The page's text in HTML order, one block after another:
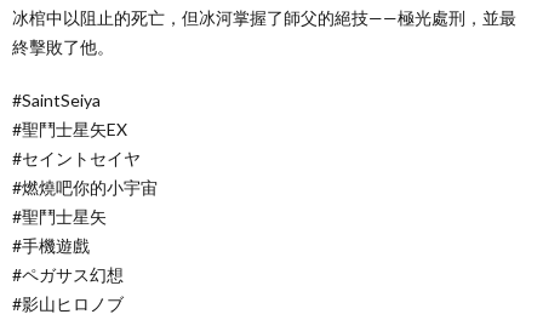
冰棺中以阻止的死亡，但冰河掌握了師父的絕技——極光處刑，並最
終擊敗了他。
#SaintSeiya​
#聖鬥士星矢EX​​
#セイントセイヤ
#燃燒吧你的小宇宙​​
#聖鬥士星矢​​
#手機遊戲​​
#ペガサス幻想​
#影山ヒロノブ